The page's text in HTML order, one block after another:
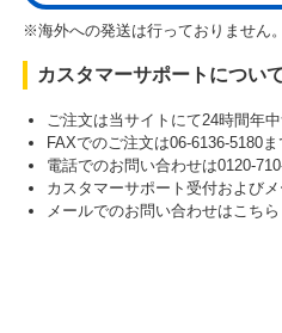
※海外への発送は行っておりません
カスタマーサポートについ
ご注文は当サイトにて24時間年
FAXでのご注文は06-6136-5180
電話でのお問い合わせは0120-
カスタマーサポート受付および
メールでのお問い合わせはこち